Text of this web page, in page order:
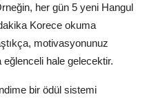
her gün 5 yeni Hangul
Korece okuma
motivasyonunuz
hale gelecektir.
bir ödül sistemi